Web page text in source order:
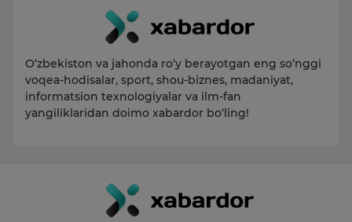
O‘zbekiston va jahonda ro‘y berayotgan eng so‘nggi
voqea-hodisalar, sport, shou-biznes, madaniyat,
informatsion texnologiyalar va ilm-fan
yangiliklaridan doimo xabardor bo‘ling!